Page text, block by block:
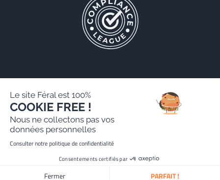
Mentions légales
Politique de protection des données personnelles
Site réalisé par Paradygm
Le site Féral est 100%
COOKIE FREE !
Nous ne collectons pas vos
données personnelles
Consulter notre politique de confidentialité
Consentements certifiés par
Fermer PARFAIT !